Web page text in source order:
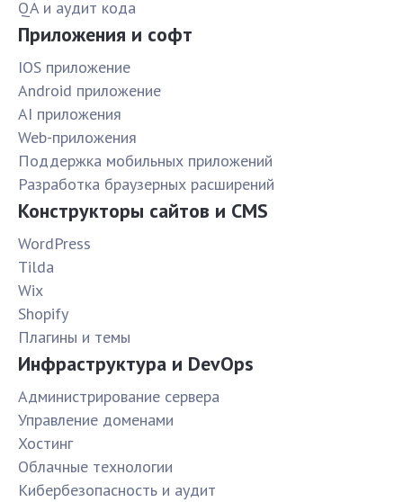
QA и аудит кода
Приложения и софт
IOS приложение
Android приложение
AI приложения
Web-приложения
Поддержка мобильных приложений
Разработка браузерных расширений
Конструкторы сайтов и CMS
WordPress
Tilda
Wix
Shopify
Плагины и темы
Инфраструктура и DevOps
Администрирование сервера
Управление доменами
Хостинг
Облачные технологии
Кибербезопасность и аудит